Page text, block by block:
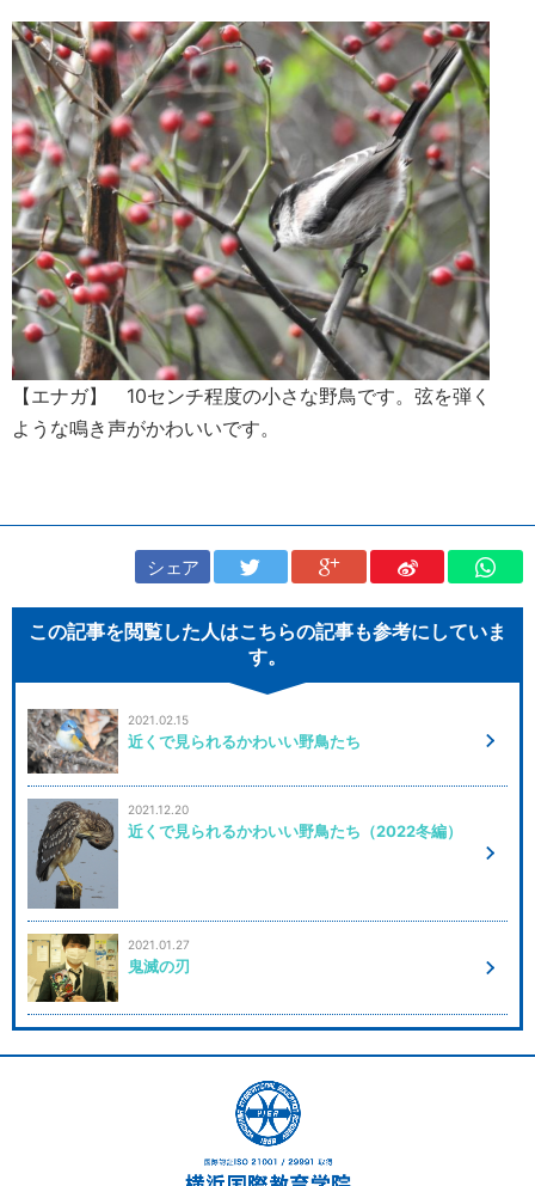
【エナガ】 10センチ程度の小さな野鳥です。弦を弾く
ような鳴き声がかわいいです。
シェア
この記事を閲覧した人はこちらの記事も参考にしていま
す。
2021.02.15
近くで見られるかわいい野鳥たち
2021.12.20
近くで見られるかわいい野鳥たち（2022冬編）
2021.01.27
鬼滅の刃